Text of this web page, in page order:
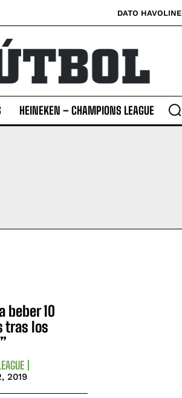
DATO HAVOLINE
HEINEKEN – CHAMPIONS LEAGUE
beber 10
tras los
2019